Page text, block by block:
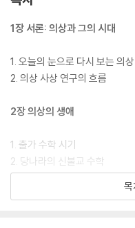
1장 서론: 의상과 그의 시대
1. 오늘의 눈으로 다시 보는 의상
2. 의상 사상 연구의 흐름
2장 의상의 생애
1. 출가 수학 시기
2. 당나라의 신불교 수학
3. 화엄교단의 교학과 실천
목